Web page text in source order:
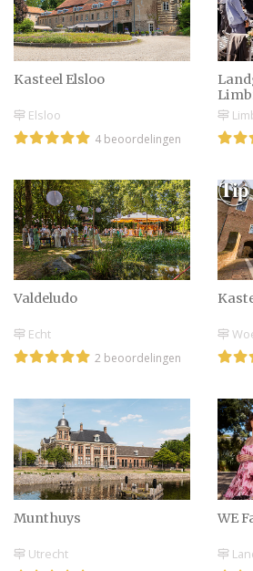
Kasteel Elsloo
Elsloo
4 beoordelingen
Valdeludo
Echt
2 beoordelingen
Munthuys
Utrecht
WE